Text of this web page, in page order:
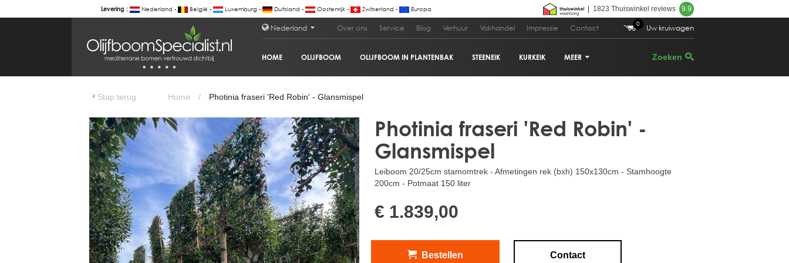
Levering : Nederland - België - Luxemburg - Duitsland - Oostenrijk - Zwitserland - Europa 1823 Thuiswinkel reviews 9.9
BOTANICALGROUP
WERKGEBIEDEN & WEBSITES
OLIJFBOOMSPECIALIST.NL
OLIJFBOOMSPECIALIST.BE
DRZEWAOLIWNE.PL
OLIVETREESPECIALIST.COM
Bomen
BOMEN.NL
GROENBLIJVENDEBOMEN.NL
GROENBLIJVENDEBOMEN.BE
PALMBOMENSPECIALIST.NL
IMMERGRUENEBAEUME.DE
Botanicalgroup
BOTANICALGROUP.EU
BOTANICALGROUP.DE
BOTANICALGROUP.BE
Nederland Over ons Service Blog Verhuur Vakhandel Impressie Contact 0 Uw kruiwagen
HOME OLIJFBOOM OLIJFBOOM IN PLANTENBAK STEENEIK KURKEIK MEER
PALMBOOM
PARASOLDEN
Photinia fraseri 'Red Robin' - Glansmispel Bestellen
€ 1.839,00
Stap terug Home / Photinia fraseri 'Red Robin' - Glansmispel
Photinia fraseri 'Red Robin' -
Glansmispel
Leiboom 20/25cm stamomtrek - Afmetingen rek (bxh) 150x130cm - Stamhoogte
200cm - Potmaat 150 liter
€ 1.839,00
Bestellen Contact